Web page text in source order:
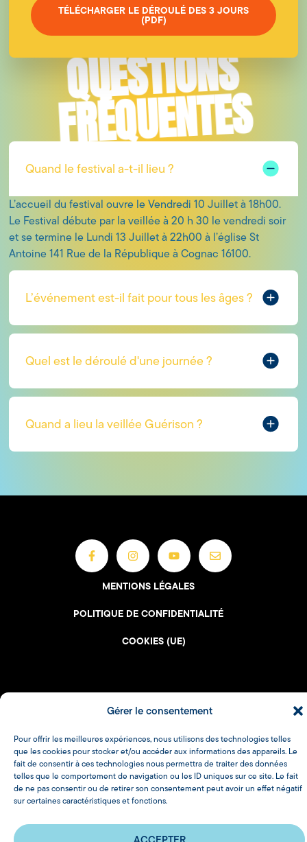
Gérer le consentement
Pour offrir les meilleures expériences, nous utilisons des technologies telles
que les cookies pour stocker et/ou accéder aux informations des appareils. Le
fait de consentir à ces technologies nous permettra de traiter des données
telles que le comportement de navigation ou les ID uniques sur ce site. Le fait
de ne pas consentir ou de retirer son consentement peut avoir un effet négatif
sur certaines caractéristiques et fonctions.
TÉLÉCHARGER LE DÉROULÉ DES 3 JOURS
(PDF)
QUESTIONS
FRÉQUENTES
Quand le festival a-t-il lieu ?
L’accueil du festival ouvre le Vendredi 10 Juillet à 18h00.
Le Festival débute par la veillée à 20 h 30 le vendredi soir
et se termine le Lundi 13 Juillet à 22h00 à l’église St
Antoine 141 Rue de la République à Cognac 16100.
L’événement est-il fait pour tous les âges ?
Quel est le déroulé d'une journée ?
Quand a lieu la veillée Guérison ?
MENTIONS LÉGALES
POLITIQUE DE CONFIDENTIALITÉ
COOKIES (UE)